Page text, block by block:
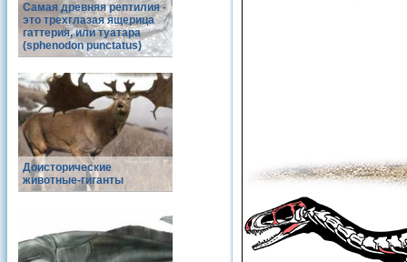
Самая древняя рептилия -
это трехглазая ящерица
гаттерия, или туатара
(sphenodon punctatus)
Доисторические
животные-гиганты